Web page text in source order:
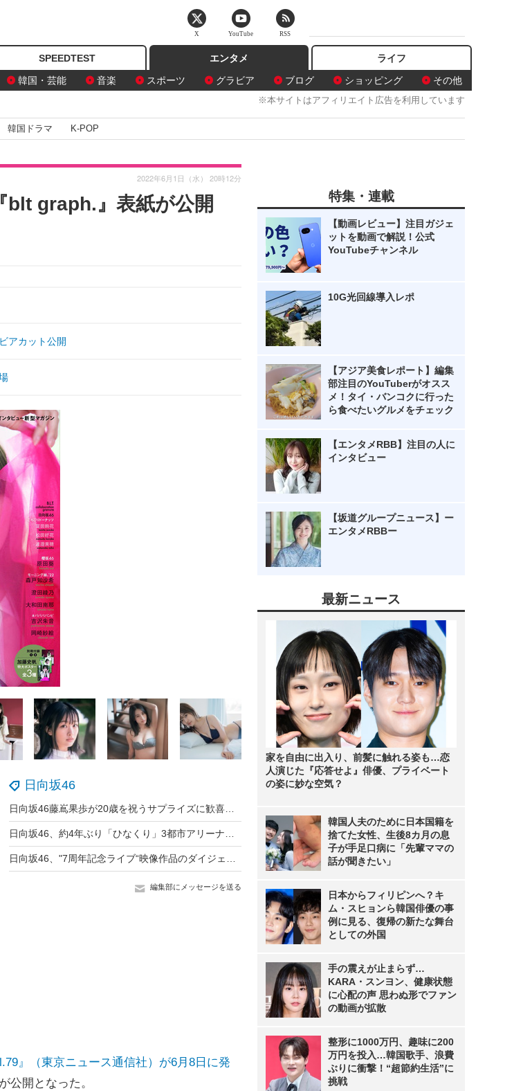
SPEEDTEST
エンタメ
韓国・芸能 音楽 スポーツ グラビア ブログ ショッピング その他
ライフ
※本サイトはアフィリエイト広告を利用しています
韓国ドラマ K-POP
blt graph.』表紙が公開
2022年6月1日（水） 20時12分
アカット公開
日向坂46
編集部にメッセージを送る
』（東京ニュース通信社）が6月8日に発
公開となった。
特集・連載
【動画レビュー】注目ガジェ
ットを動画で解説！公式
YouTubeチャンネル
10G光回線導入レポ
【アジア美食レポート】編集
部注目のYouTuberがオスス
メ！タイ・バンコクに行った
ら食べたいグルメをチェック
【エンタメRBB】注目の人に
インタビュー
【坂道グループニュース】ー
エンタメRBBー
最新ニュース
家を自由に出入り、前髪に触れる姿も…恋
人演じた『応答せよ』俳優、プライベート
の姿に妙な空気？
韓国人夫のために日本国籍を
捨てた女性、生後8カ月の息
子が手足口病に「先輩ママの
話が聞きたい」
日本からフィリピンへ？キ
ム・スヒョンら韓国俳優の事
例に見る、復帰の新たな舞台
としての外国
手の震えが止まらず…
KARA・スンヨン、健康状態
に心配の声 思わぬ形でファン
の動画が拡散
整形に1000万円、趣味に200
万円を投入…韓国歌手、浪費
ぶりに衝撃！“超節約生活”に
挑戦
X YouTube RSS